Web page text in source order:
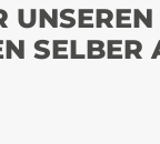
SELBER